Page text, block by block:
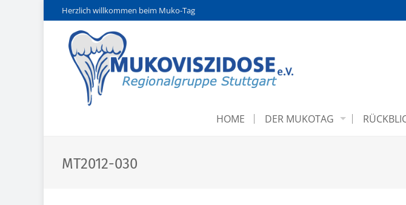
Herzlich willkommen beim Muko-Tag
HOME DER MUKOTAG
MT2012-030